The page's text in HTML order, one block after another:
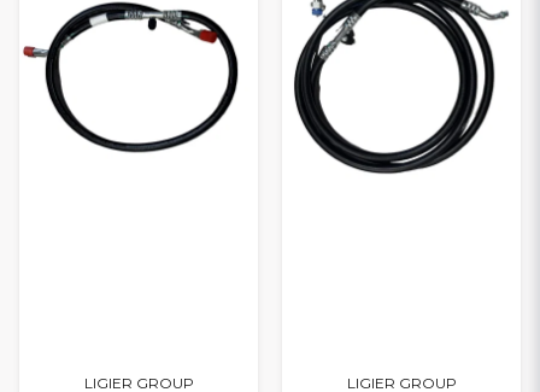
LIGIER GROUP
LIGIER GROUP